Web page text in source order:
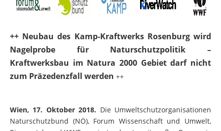
++ Neubau des Kamp-Kraftwerks Rosenburg wird
Nagelprobe für Naturschutzpolitik –
Kraftwerksbau im Natura 2000 Gebiet darf nicht
zum Präzedenzfall werden ++
Wien, 17. Oktober 2018. Die Umweltschutzorganisationen
Naturschutzbund (NÖ), Forum Wissenschaft und Umwelt,